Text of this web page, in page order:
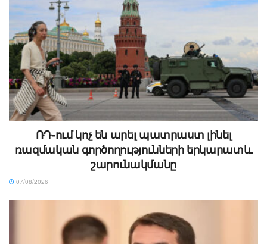
ՌԴ-ում կոչ են արել պատրաստ լինել
ռազմական գործողությունների երկարատև
շարունակմանը
07/08/2026